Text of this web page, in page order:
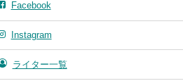
Facebook
Instagram
ライター一覧